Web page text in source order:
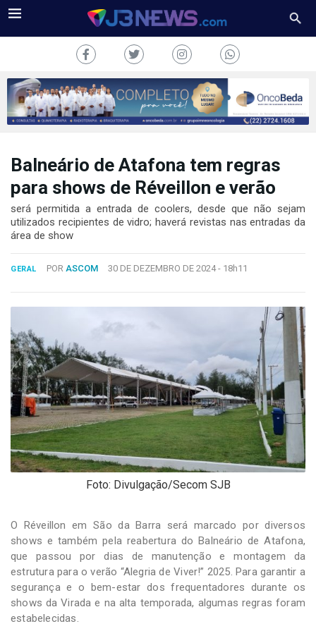
J3NEWS
TV
COLUNAS
FALE
CONOSCO
Copyright
2024
Desenvolvido
por
Hesea
Tecnologia
Sistemas
Balneário de Atafona tem regras
para shows de Réveillon e verão
será permitida a entrada de coolers, desde que não sejam
utilizados recipientes de vidro; haverá revistas nas entradas da
área de show
GERAL POR ASCOM 30 DE DEZEMBRO DE 2024 - 18h11
Foto: Divulgação/Secom SJB
O Réveillon em São da Barra será marcado por diversos
shows e também pela reabertura do Balneário de Atafona,
que passou por dias de manutenção e montagem da
estrutura para o verão “Alegria de Viver!” 2025. Para garantir a
segurança e o bem-estar dos frequentadores durante os
shows da Virada e na alta temporada, algumas regras foram
estabelecidas.